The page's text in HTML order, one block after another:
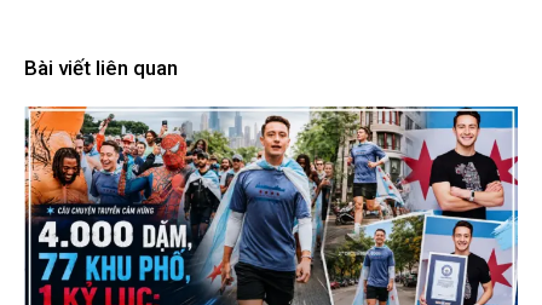
Bài viết liên quan